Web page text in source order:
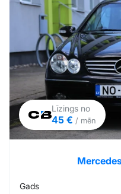
Līzings no
45 € / mēn
Gads